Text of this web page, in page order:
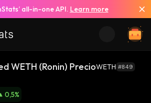
all-in-one API. Learn more
WETH (Ronin) PrecioWETH #849
0,5%